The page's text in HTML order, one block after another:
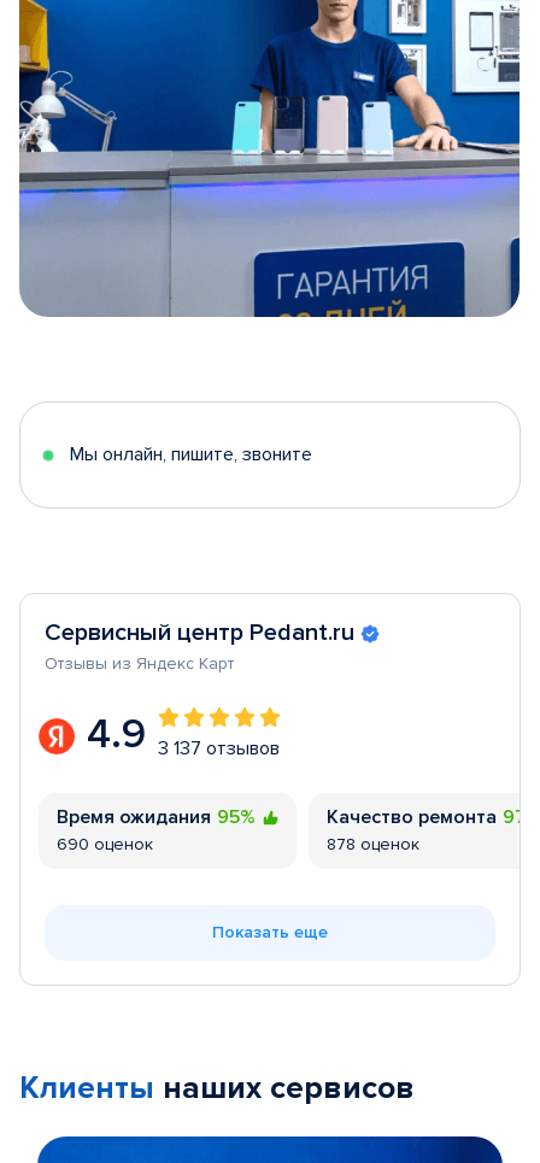
5
Мы онлайн, пишите, звоните
Сервисный центр Pedant.ru
Отзывы из Яндекс Карт
4.9 3 137 отзывов
Время ожидания 95%
690 оценок
Качество ремонта
878 оценок
Показать еще
Клиенты наших сервисов